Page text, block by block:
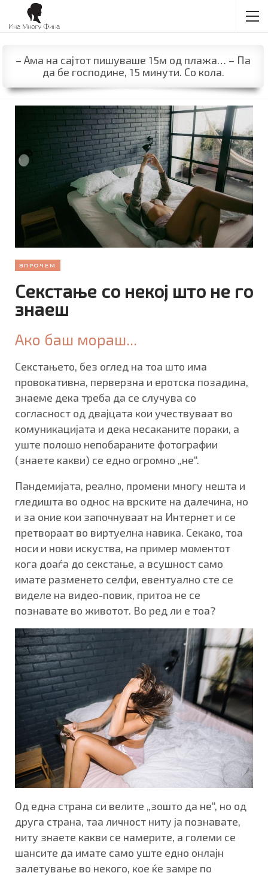
– Ама на сајтот пишуваше 15м од плажа… – Па
да бе господине, 15 минути. Со кола.
ВПРОЧЕМ
Секстање со некој што не го
знаеш
Ако баш мораш...
Секстањето, без оглед на тоа што има
провокативна, перверзна и еротска позадина,
знаеме дека треба да се случува со
согласност од двајцата кои учествуваат во
комуникацијата и дека несаканите пораки, а
уште полошо непобараните фотографии
(знаете какви) се едно огромно „не“.
Пандемијата, реално, промени многу нешта и
гледишта во однос на врските на далечина, но
и за оние кои започнуваат на Интернет и се
претвораат во виртуелна навика. Секако, тоа
носи и нови искуства, на пример моментот
кога доаѓа до секстање, а всушност само
имате разменето селфи, евентуално сте се
виделе на видео-повик, притоа не се
познавате во животот. Во ред ли е тоа?
Од една страна си велите „зошто да не“, но од
друга страна, таа личност ниту ја познавате,
ниту знаете какви се намерите, а големи се
шансите да имате само уште едно онлајн
залетување во некого, кое ќе замре по